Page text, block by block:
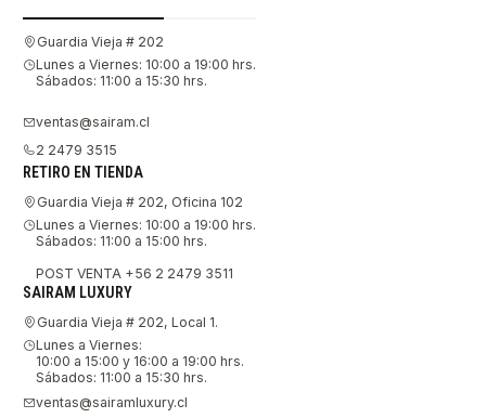
Guardia Vieja # 202
Lunes a Viernes: 10:00 a 19:00 hrs.
Sábados: 11:00 a 15:30 hrs.
ventas@sairam.cl
2 2479 3515
RETIRO EN TIENDA
Guardia Vieja # 202, Oficina 102
Lunes a Viernes: 10:00 a 19:00 hrs.
Sábados: 11:00 a 15:00 hrs.
POST VENTA +56 2 2479 3511
SAIRAM LUXURY
Guardia Vieja # 202, Local 1.
Lunes a Viernes:
10:00 a 15:00 y 16:00 a 19:00 hrs.
Sábados: 11:00 a 15:30 hrs.
ventas@sairamluxury.cl